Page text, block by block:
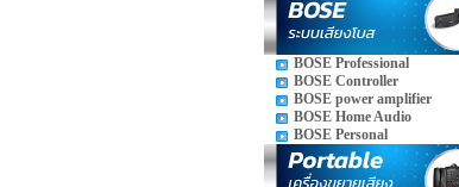
BOSE Professional
BOSE Controller
BOSE power amplifier
BOSE Home Audio
BOSE Personal